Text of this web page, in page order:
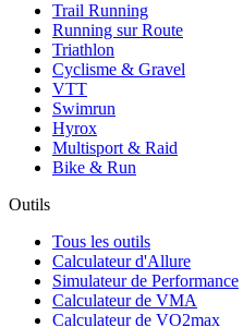
Trail Running
Running sur Route
Triathlon
Cyclisme & Gravel
VTT
Swimrun
Hyrox
Multisport & Raid
Bike & Run
Outils
Tous les outils
Calculateur d'Allure
Simulateur de Performance
Calculateur de VMA
Calculateur de VO2max